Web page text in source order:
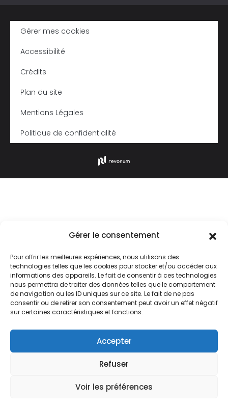
Gérer le consentement
Pour offrir les meilleures expériences, nous utilisons des
technologies telles que les cookies pour stocker et/ou accéder aux
informations des appareils. Le fait de consentir à ces technologies
nous permettra de traiter des données telles que le comportement
de navigation ou les ID uniques sur ce site. Le fait de ne pas
consentir ou de retirer son consentement peut avoir un effet négatif
sur certaines caractéristiques et fonctions.
Accepter
Refuser
Voir les préférences
Gérer mes cookies
Accessibilité
Crédits
Plan du site
Mentions Légales
Politique de confidentialité